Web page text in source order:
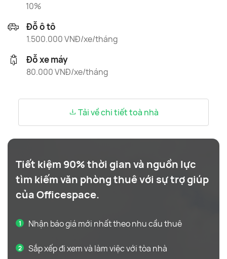
10%
Đỗ ô tô
1.500.000 VNĐ/xe/tháng
Đỗ xe máy
80.000 VNĐ/xe/tháng
Tải về chi tiết toà nhà
Tiết kiệm 90% thời gian và nguồn lực
tìm kiếm văn phòng thuê với sự trợ giúp
của Officespace.
Nhận báo giá mới nhất theo nhu cầu thuê
Sắp xếp đi xem và làm việc với tòa nhà